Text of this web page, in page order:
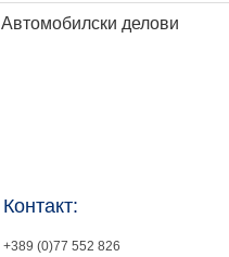
Автомобилски делови
Контакт:
+389 (0)77 552 826